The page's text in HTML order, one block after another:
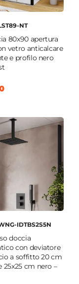
NT
80x90 apertura
vetro anticalcare
e profilo nero
IDTBS2S5N
doccia
con deviatore
a soffitto 20 cm
25x25 cm nero –